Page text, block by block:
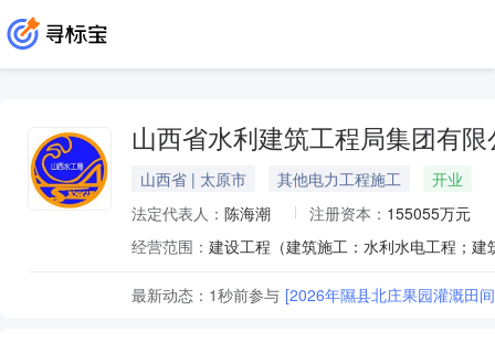
山西省水利建筑工程局集团有限
山西省 | 太原市 其他电力工程施工
开业
法定代表人： 陈海潮 注册资本： 155055万元
经营范围：
最新动态： 1秒前参与 [2026年隰县北庄果园灌溉田